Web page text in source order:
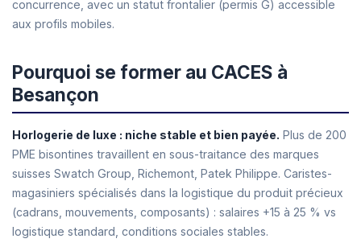
concurrence, avec un statut frontalier (permis G) accessible
aux profils mobiles.
Pourquoi se former au CACES à
Besançon
Horlogerie de luxe : niche stable et bien payée. Plus de 200
PME bisontines travaillent en sous-traitance des marques
suisses Swatch Group, Richemont, Patek Philippe. Caristes-
magasiniers spécialisés dans la logistique du produit précieux
(cadrans, mouvements, composants) : salaires +15 à 25 % vs
logistique standard, conditions sociales stables.